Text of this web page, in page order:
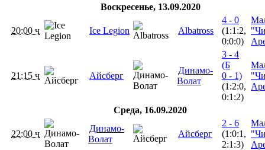
Воскресенье, 13.09.2020
20:00 ч Ice Legion Albatross
4 - 0
(1:1:2,
0:0:0)
21:15 ч Айсберг
Динамо-
Волат
3 - 4
(Б
0 - 1)
(1:2:0,
0:1:2)
Среда, 16.09.2020
22:00 ч
Динамо-
Волат
Айсберг
2 - 6
(1:0:1,
2:1:3)